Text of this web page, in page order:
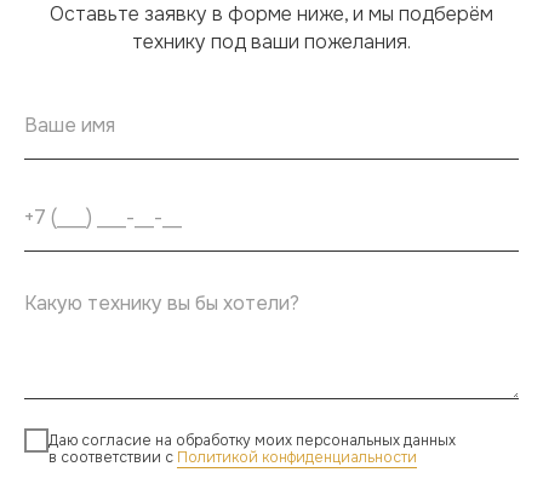
Оставьте заявку в форме ниже, и мы подберём
технику под ваши пожелания.
Даю согласие на обработку моих персональных данных
в соответствии с Политикой конфиденциальности